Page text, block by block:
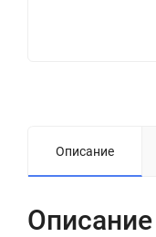
Описание
Описание